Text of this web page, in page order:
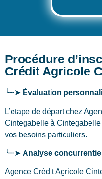
Procédure
Crédit Agricole
╰┈➤ Évaluation
L’étape de départ chez
Cintegabelle à Cintegabelle
vos besoins particuliers.
╰┈➤ Analyse
Agence Crédit Agricole